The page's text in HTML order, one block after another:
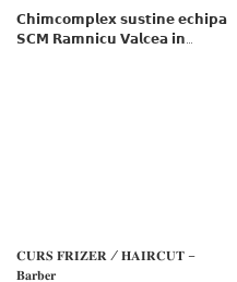
𝗖𝗵𝗶𝗺𝗰𝗼𝗺𝗽𝗹𝗲𝘅 𝘀𝘂𝘀𝘁𝗶𝗻𝗲 𝗲𝗰𝗵𝗶𝗽𝗮
𝗦𝗖𝗠 𝗥𝗮𝗺𝗻𝗶𝗰𝘂 𝗩𝗮𝗹𝗰𝗲𝗮 𝗶𝗻
𝐂𝐔𝐑𝐒 𝐅𝐑𝐈𝐙𝐄𝐑 / 𝐇𝐀𝐈𝐑𝐂𝐔𝐓 –
𝐁𝐚𝐫𝐛𝐞𝐫